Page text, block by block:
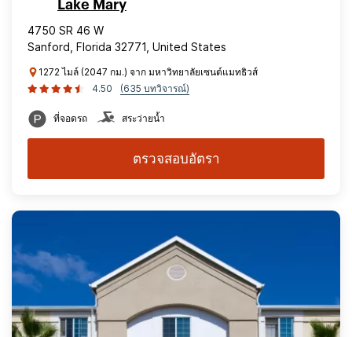
Lake Mary
4750 SR 46 W
Sanford, Florida 32771, United States
1272 ไมล์ (2047 กม.) จาก มหาวิทยาลัยเซนต์แมทธิวส์
4.50
(635 บทวิจารณ์)
ที่จอดรถ สระว่ายน้ำ
ตรวจสอบอัตรา